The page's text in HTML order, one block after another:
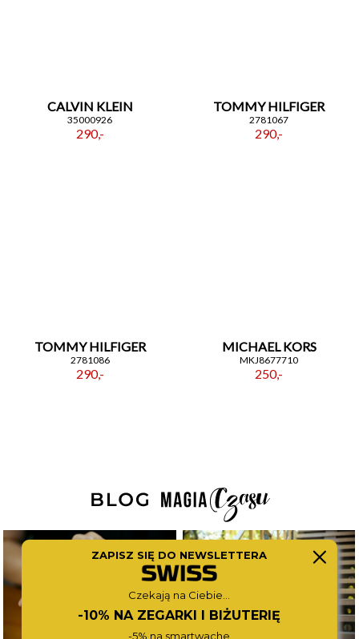
CALVIN KLEIN
35000926
290,-
TOMMY HILFIGER
2781067
290,-
TOMMY HILFIGER
2781086
290,-
MICHAEL KORS
MKJ8677710
250,-
ZAPISZ SIĘ DO NEWSLETTERA
Czekają na Ciebie...
-10% NA ZEGARKI I BIŻUTERIĘ
-5% na smartwache